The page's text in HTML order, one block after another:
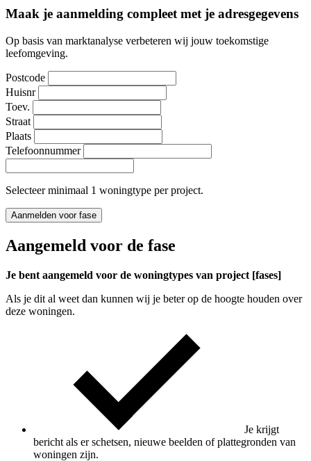
Maak je aanmelding compleet met je adresgegevens
Op basis van marktanalyse verbeteren wij jouw toekomstige
leefomgeving.
Postcode
Huisnr
Toev.
Straat
Plaats
Telefoonnummer
Selecteer minimaal 1 woningtype per project.
Aanmelden voor fase
Aangemeld voor de fase
Je bent aangemeld voor de woningtypes van project [fases]
Als je dit al weet dan kunnen wij je beter op de hoogte houden over
deze woningen.
Je krijgt
bericht als er schetsen, nieuwe beelden of plattegronden van
woningen zijn.